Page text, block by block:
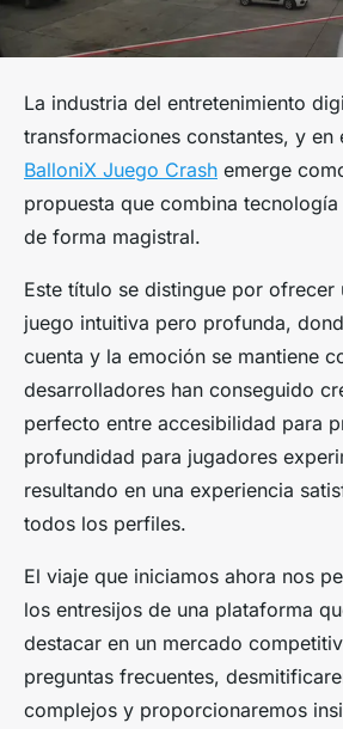
La industria del entretenimiento
transformaciones constantes, y en
BalloniX Juego Crash emerge
propuesta que combina
de forma magistral.
Este título se distingue por ofrecer
juego intuitiva pero profunda,
cuenta y la emoción se mantiene
desarrolladores han conseguido
perfecto entre accesibilidad para
profundidad para jugadores
resultando en una experiencia
todos los perfiles.
El viaje que iniciamos ahora nos
los entresijos de una plataforma
destacar en un mercado
preguntas frecuentes,
complejos y proporcionaremos